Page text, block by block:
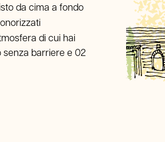
FAQ
Offerte
da cima a fondo
di cui hai
senza barriere e 02